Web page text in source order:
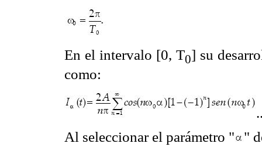
En el intervalo [0, T0] su
como:
Al seleccionar el parámetro "
"